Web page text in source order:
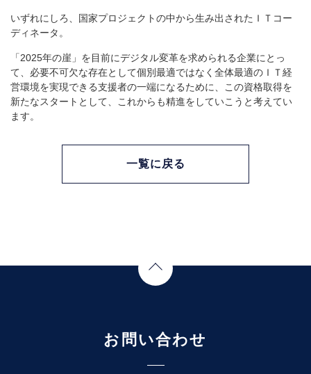
いずれにしろ、国家プロジェクトの中から生み出されたＩＴコー
ディネータ。
「2025年の崖」を目前にデジタル変革を求められる企業にとっ
て、必要不可欠な存在として個別最適ではなく全体最適のＩＴ経
営環境を実現できる支援者の一端になるために、この資格取得を
新たなスタートとして、これからも精進をしていこうと考えてい
ます。
一覧に戻る
お問い合わせ